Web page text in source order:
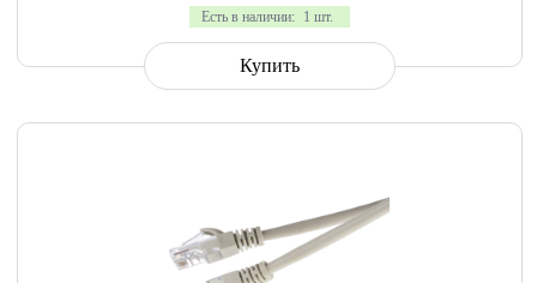
Есть в наличии: 1 шт.
Купить